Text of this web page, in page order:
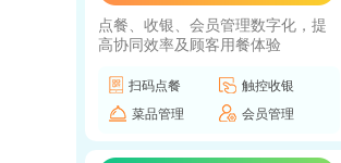
点餐、收银、会员管理数字化，提
高协同效率及顾客用餐体验
扫码点餐
触控收银
菜品管理
会员管理